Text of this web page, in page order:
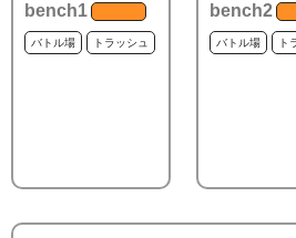
bench1
バトル場 トラッシュ
bench2
バトル場 ト